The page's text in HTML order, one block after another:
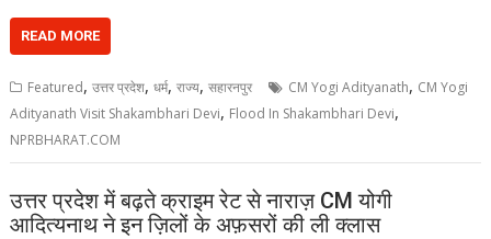
READ MORE
Featured,उत्तर प्रदेश,धर्म,राज्य,सहारनपुर CM Yogi Adityanath, CM Yogi
Adityanath Visit Shakambhari Devi, Flood In Shakambhari Devi,
NPRBHARAT.COM
उत्तर प्रदेश में बढ़ते क्राइम रेट से नाराज़ CM योगी
आदित्यनाथ ने इन ज़िलों के अफ़सरों की ली क्लास